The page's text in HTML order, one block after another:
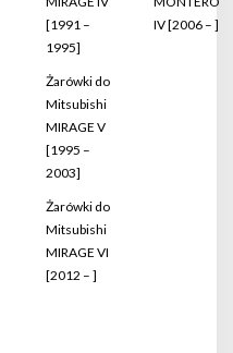
[1991 –
1995]
Żarówki do
Mitsubishi
MIRAGE V
[1995 –
2003]
Żarówki do
Mitsubishi
MIRAGE VI
[2012 – ]
IV [2006 – ]